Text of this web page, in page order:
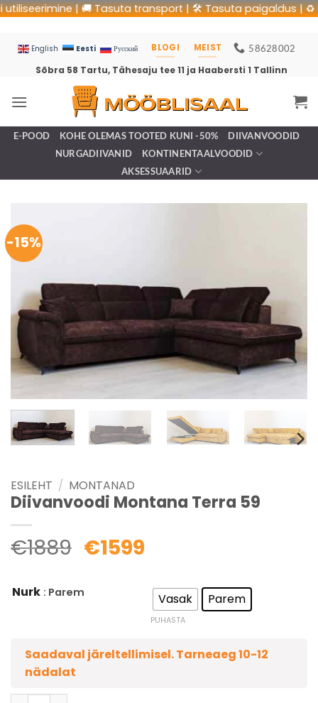
| 🛠
English Eesti Русский BLOGI MEIST 58628002
Sõbra 58 Tartu, Tähesaju tee 11 ja Haabersti 1 Tallinn
E-POOD KOHE OLEMAS TOOTED KUNI -50%
DIIVANVOODID
NURGADIIVANID
KONTINENTAALVOODID
AKSESSUAARID
-15%
ESILEHT / MONTANAD
Diivanvoodi Montana Terra 59
€1889 €1599
Nurk : Parem Vasak Parem
PUHASTA
Saadaval järeltellimisel. Tarneaeg 10-12
nädalat